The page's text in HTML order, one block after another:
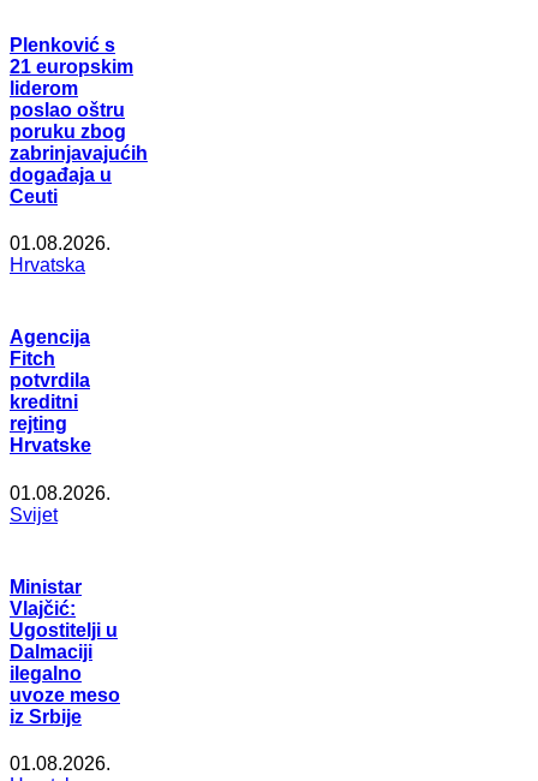
Plenković s
21 europskim
liderom
poslao oštru
poruku zbog
zabrinjavajućih
događaja u
Ceuti
01.08.2026.
Hrvatska
Agencija
Fitch
potvrdila
kreditni
rejting
Hrvatske
01.08.2026.
Svijet
Ministar
Vlajčić:
Ugostitelji u
Dalmaciji
ilegalno
uvoze meso
iz Srbije
01.08.2026.